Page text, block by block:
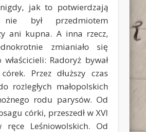
jak to potwierdzają
nie był przedmiotem
ani kupna. A inna rzecz,
zmianiało się
właścicieli: Radoryż bywał
Przez dłuższy czas
rozległych małopolskich
rodu parysów. Od
córki, przeszedł w XVI
ręce Leśniowolskich. Od